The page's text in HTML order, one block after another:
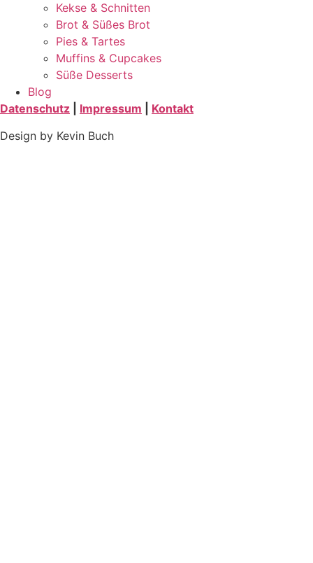
Kekse & Schnitten
Brot & Süßes Brot
Pies & Tartes
Muffins & Cupcakes
Süße Desserts
Blog
Datenschutz
Impressum
Kontakt
Design by Kevin Buch